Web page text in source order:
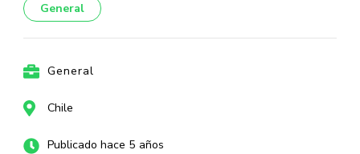
General
General
Chile
Publicado hace 5 años